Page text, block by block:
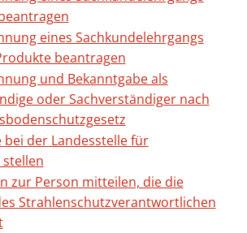
eines Sachkundelehrgangs
beantragen
und Bekanntgabe als
oder Sachverständiger nach
bei der Landesstelle für
zur Person mitteilen, die die
Strahlenschutzverantwortlichen